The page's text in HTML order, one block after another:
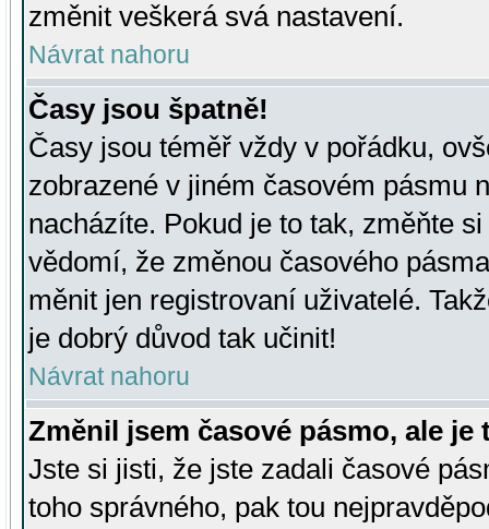
změnit veškerá svá nastavení.
Návrat nahoru
Časy jsou špatně!
Časy jsou téměř vždy v pořádku,
zobrazené v jiném časovém pásmu
nacházíte. Pokud je to tak, změňte
vědomí, že změnou časového
měnit jen registrovaní uživatelé.
je dobrý důvod tak učinit!
Návrat nahoru
Změnil jsem časové pásmo, ale je
Jste si jisti, že jste zadali časové
toho správného, pak tou